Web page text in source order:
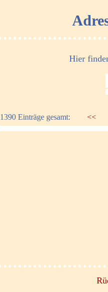
Hier
1390 Einträge gesamt: <<